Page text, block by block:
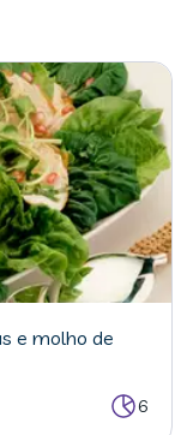
e molho de
6